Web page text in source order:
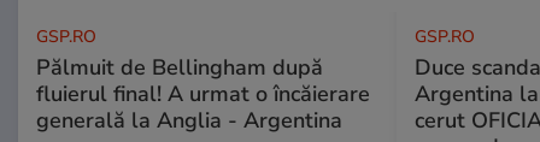
GSP.RO
Pălmuit de Bellingham după
fluierul final! A urmat o încăierare
generală la Anglia - Argentina
GSP.RO
Duce
Argentina
cerut